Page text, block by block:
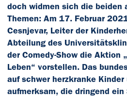
doch widmen sich die beiden
Themen: Am 17. Februar
Cesnjevar, Leiter der
Abteilung des
der Comedy-Show die Aktion
Leben“ vorstellen. Das
auf schwer herzkranke
aufmerksam, die dringend ein